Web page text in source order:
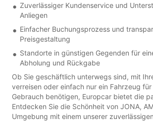
Zuverlässiger Kundenservice und
Anliegen
Einfacher Buchungsprozess und
Preisgestaltung
Standorte in günstigen Gegenden für
Abholung und Rückgabe
Ob Sie geschäftlich unterwegs sind, mit
verreisen oder einfach nur ein Fahrzeug
Gebrauch benötigen, Europcar bietet die
Entdecken Sie die Schönheit von JONA,
Umgebung mit einem unserer